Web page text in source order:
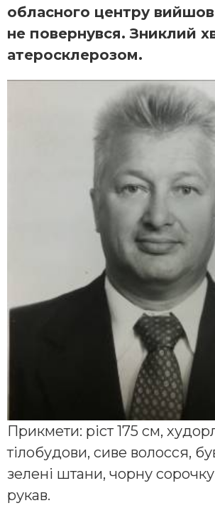
обласного центру
не повернувся. Зниклий
атеросклерозом.
Прикмети: ріст 175 см,
тілобудови, сиве волосся,
зелені штани, чорну
рукав.